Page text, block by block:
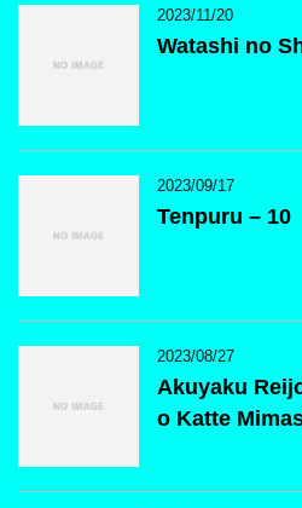
2023/11/20
Watashi no
2023/09/17
Tenpuru – 10
2023/08/27
Akuyaku
o Katte